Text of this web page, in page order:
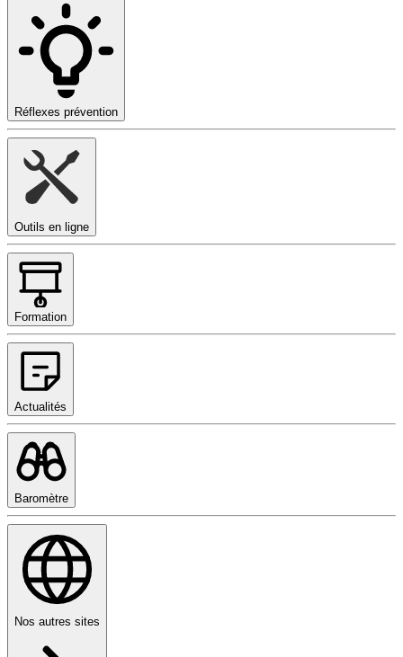
Réflexes prévention
Outils en ligne
Formation
Actualités
Baromètre
Nos autres sites